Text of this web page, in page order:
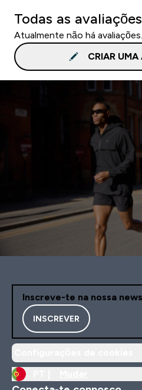
Todas as
Atualmente não há avaliações.
CRIAR
Inscreve-te na nossa
INSCREVER